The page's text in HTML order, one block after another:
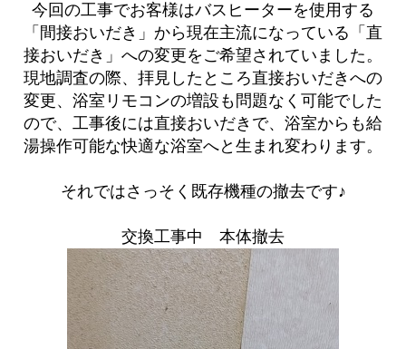
今回の工事でお客様はバスヒーターを使用する
「間接おいだき」から現在主流になっている「直
接おいだき」への変更をご希望されていました。
現地調査の際、拝見したところ直接おいだきへの
変更、浴室リモコンの増設も問題なく可能でした
ので、工事後には直接おいだきで、浴室からも給
湯操作可能な快適な浴室へと生まれ変わります。
それではさっそく既存機種の撤去です♪
交換工事中 本体撤去